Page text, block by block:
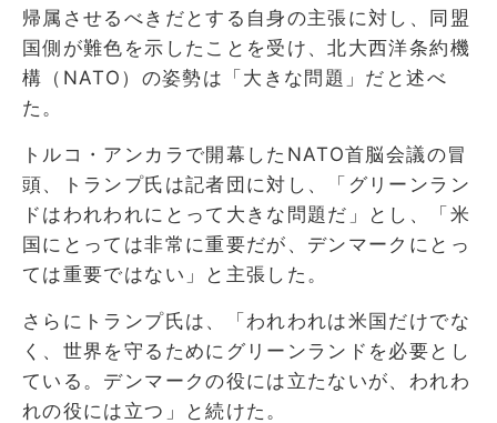
帰属させるべきだとする自身の主張に対し、同盟
国側が難色を示したことを受け、北大西洋条約機
構（NATO）の姿勢は「大きな問題」だと述べ
た。
トルコ・アンカラで開幕したNATO首脳会議の冒
頭、トランプ氏は記者団に対し、「グリーンラン
ドはわれわれにとって大きな問題だ」とし、「米
国にとっては非常に重要だが、デンマークにとっ
ては重要ではない」と主張した。
さらにトランプ氏は、「われわれは米国だけでな
く、世界を守るためにグリーンランドを必要とし
ている。デンマークの役には立たないが、われわ
れの役には立つ」と続けた。